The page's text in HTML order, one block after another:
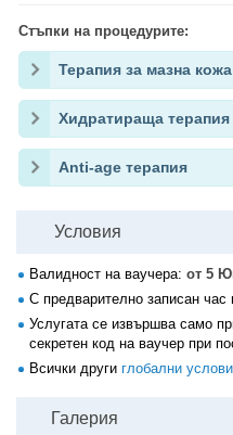
Стъпки на процедурите:
Терапия за мазна
Хидратираща терапия
Anti-age терапия
Условия
Валидност на ваучера: от 5
С предварително записан час
Услугата се извършва само
секретен код на ваучер при
Всички други глобални
Галерия